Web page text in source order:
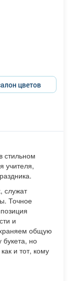
цветов
стильном
учителя,
служат
Точное
и
общую
но
и тот, кому